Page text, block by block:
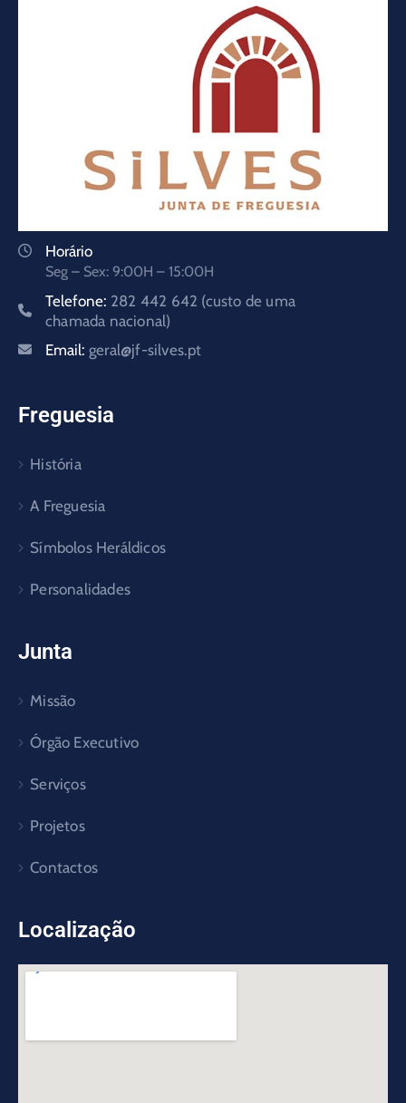
Horário
Seg – Sex: 9:00H – 15:00H
Telefone: 282 442 642 (custo de uma
chamada nacional)
Email: geral@jf-silves.pt
Freguesia
História
A Freguesia
Símbolos Heráldicos
Personalidades
Junta
Missão
Órgão Executivo
Serviços
Projetos
Contactos
Localização